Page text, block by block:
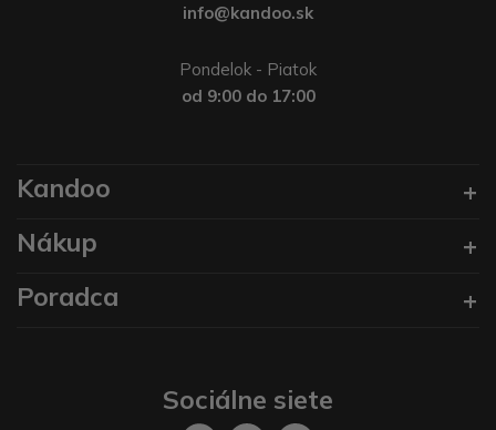
info@kandoo.sk
Pondelok - Piatok
od 9:00 do 17:00
Kandoo
Nákup
Poradca
Sociálne siete